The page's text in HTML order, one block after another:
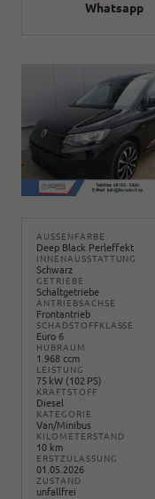
Whatsapp
AUSSENFARBE
Deep Black Perleffekt
INNENAUSSTATTUNG
Schwarz
GETRIEBE
Schaltgetriebe
ANTRIEBSACHSE
Frontantrieb
SCHADSTOFFKLASSE
Euro 6
HUBRAUM
1.968 ccm
LEISTUNG
75 kW (102 PS)
KRAFTSTOFF
Diesel
KATEGORIE
Van/Minibus
KILOMETERSTAND
10 km
ERSTZULASSUNG
01.05.2026
ZUSTAND
unfallfrei